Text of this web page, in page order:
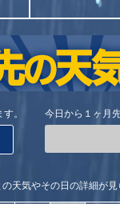
。 今日から１ヶ月
天気やその日の詳細が見